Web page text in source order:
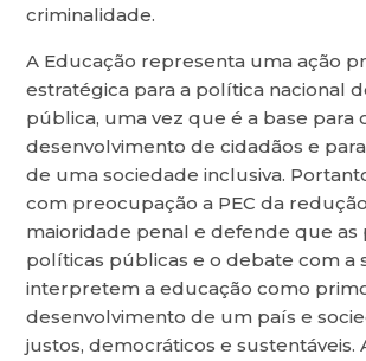
criminalidade.
A Educação representa uma ação
estratégica para a política nacional
pública, uma vez que é a base para
desenvolvimento de cidadãos e
de uma sociedade inclusiva.
com preocupação a PEC da
maioridade penal e defende que as
políticas públicas e o debate com a
interpretem a educação como
desenvolvimento de um país e
justos, democráticos e sustentáveis.